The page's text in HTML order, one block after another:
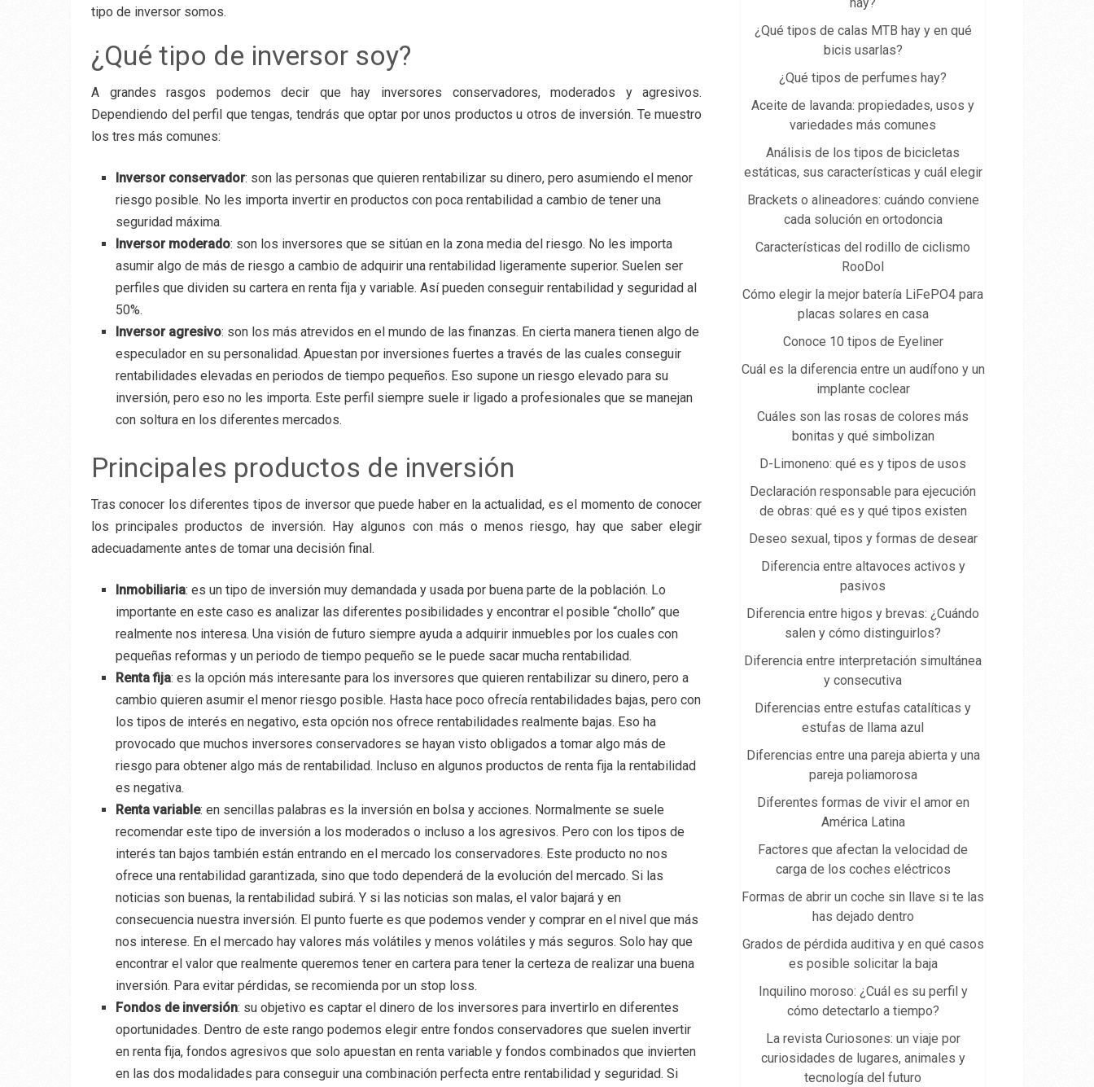
tipo de inversor somos.
¿Qué tipo de inversor soy?
A grandes rasgos podemos decir que hay inversores conservadores, moderados y agresivos.
Dependiendo del perfil que tengas, tendrás que optar por unos productos u otros de inversión. Te muestro
los tres más comunes:
Inversor conservador: son las personas que quieren rentabilizar su dinero, pero asumiendo el menor
riesgo posible. No les importa invertir en productos con poca rentabilidad a cambio de tener una
seguridad máxima.
Inversor moderado: son los inversores que se sitúan en la zona media del riesgo. No les importa
asumir algo de más de riesgo a cambio de adquirir una rentabilidad ligeramente superior. Suelen ser
perfiles que dividen su cartera en renta fija y variable. Así pueden conseguir rentabilidad y seguridad al
50%.
Inversor agresivo: son los más atrevidos en el mundo de las finanzas. En cierta manera tienen algo de
especulador en su personalidad. Apuestan por inversiones fuertes a través de las cuales conseguir
rentabilidades elevadas en periodos de tiempo pequeños. Eso supone un riesgo elevado para su
inversión, pero eso no les importa. Este perfil siempre suele ir ligado a profesionales que se manejan
con soltura en los diferentes mercados.
Principales productos de inversión
Tras conocer los diferentes tipos de inversor que puede haber en la actualidad, es el momento de conocer
los principales productos de inversión. Hay algunos con más o menos riesgo, hay que saber elegir
adecuadamente antes de tomar una decisión final.
Inmobiliaria: es un tipo de inversión muy demandada y usada por buena parte de la población. Lo
importante en este caso es analizar las diferentes posibilidades y encontrar el posible “chollo” que
realmente nos interesa. Una visión de futuro siempre ayuda a adquirir inmuebles por los cuales con
pequeñas reformas y un periodo de tiempo pequeño se le puede sacar mucha rentabilidad.
Renta fija: es la opción más interesante para los inversores que quieren rentabilizar su dinero, pero a
cambio quieren asumir el menor riesgo posible. Hasta hace poco ofrecía rentabilidades bajas, pero con
los tipos de interés en negativo, esta opción nos ofrece rentabilidades realmente bajas. Eso ha
provocado que muchos inversores conservadores se hayan visto obligados a tomar algo más de
riesgo para obtener algo más de rentabilidad. Incluso en algunos productos de renta fija la rentabilidad
es negativa.
Renta variable: en sencillas palabras es la inversión en bolsa y acciones. Normalmente se suele
recomendar este tipo de inversión a los moderados o incluso a los agresivos. Pero con los tipos de
interés tan bajos también están entrando en el mercado los conservadores. Este producto no nos
ofrece una rentabilidad garantizada, sino que todo dependerá de la evolución del mercado. Si las
noticias son buenas, la rentabilidad subirá. Y si las noticias son malas, el valor bajará y en
consecuencia nuestra inversión. El punto fuerte es que podemos vender y comprar en el nivel que más
nos interese. En el mercado hay valores más volátiles y menos volátiles y más seguros. Solo hay que
encontrar el valor que realmente queremos tener en cartera para tener la certeza de realizar una buena
inversión. Para evitar pérdidas, se recomienda por un stop loss.
Fondos de inversión: su objetivo es captar el dinero de los inversores para invertirlo en diferentes
oportunidades. Dentro de este rango podemos elegir entre fondos conservadores que suelen invertir
en renta fija, fondos agresivos que solo apuestan en renta variable y fondos combinados que invierten
en las dos modalidades para conseguir una combinación perfecta entre rentabilidad y seguridad. Si
¿Qué tipos de calas MTB hay y en qué
bicis usarlas?
¿Qué tipos de perfumes hay?
Aceite de lavanda: propiedades, usos y
variedades más comunes
Análisis de los tipos de bicicletas
estáticas, sus características y cuál elegir
Brackets o alineadores: cuándo conviene
cada solución en ortodoncia
Características del rodillo de ciclismo
RooDol
Cómo elegir la mejor batería LiFePO4 para
placas solares en casa
Conoce 10 tipos de Eyeliner
Cuál es la diferencia entre un audífono y un
implante coclear
Cuáles son las rosas de colores más
bonitas y qué simbolizan
D-Limoneno: qué es y tipos de usos
Declaración responsable para ejecución
de obras: qué es y qué tipos existen
Deseo sexual, tipos y formas de desear
Diferencia entre altavoces activos y
pasivos
Diferencia entre higos y brevas: ¿Cuándo
salen y cómo distinguirlos?
Diferencia entre interpretación simultánea
y consecutiva
Diferencias entre estufas catalíticas y
estufas de llama azul
Diferencias entre una pareja abierta y una
pareja poliamorosa
Diferentes formas de vivir el amor en
América Latina
Factores que afectan la velocidad de
carga de los coches eléctricos
Formas de abrir un coche sin llave si te las
has dejado dentro
Grados de pérdida auditiva y en qué casos
es posible solicitar la baja
Inquilino moroso: ¿Cuál es su perfil y
cómo detectarlo a tiempo?
La revista Curiosones: un viaje por
curiosidades de lugares, animales y
tecnología del futuro